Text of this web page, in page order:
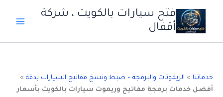
المحتوى
فتح سيارات بالكويت ، شركة
أقفال
خدماتنا » الريموتات والبرمجة – ضبط ونسخ مفاتيح السيارات بدقة »
أفضل خدمات برمجة مفاتيح وريموت سيارات بالكويت بأسعار